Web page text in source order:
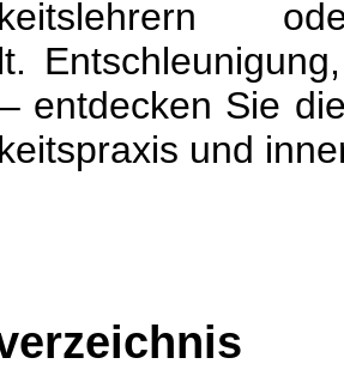
entdecken Sie
und